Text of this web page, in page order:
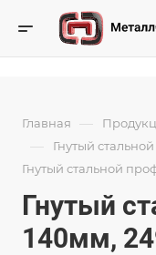
Главная —
— Гнутый
Гнутый стальной
Гнутый
140мм,